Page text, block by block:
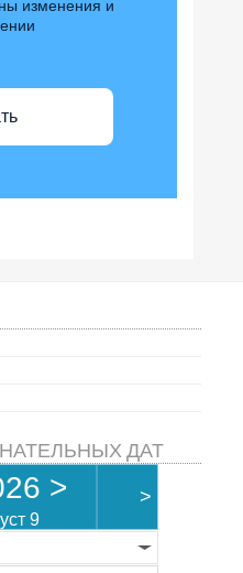
изменения и
ДАТ
>
9
>